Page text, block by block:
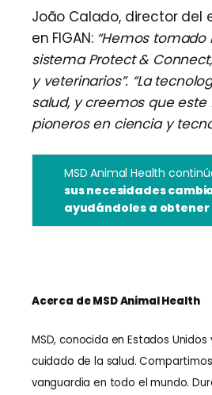
João Calado, director del
en FIGAN: “Hemos
sistema Protect &
y veterinarios”. “La
salud, y creemos que
pioneros en ciencia y
MSD Animal Health
sus necesidades
ayudándoles a
Acerca de MSD Animal Health
MSD, conocida en Estados
cuidado de la salud.
vanguardia en todo el mundo.